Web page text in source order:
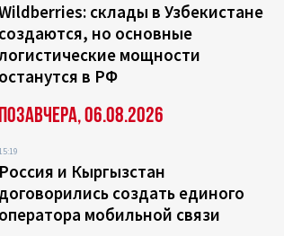
склады в Узбекистане
создаются, но основные
мощности
останутся в РФ
Позавчера, 06.08.2026
Россия и Кыргызстан
договорились создать единого
оператора мобильной связи